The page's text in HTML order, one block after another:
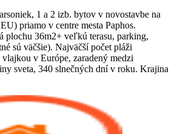
1 a 2 izb. bytov v novostavbe na
priamo v centre mesta Paphos.
plochu 36m2+ veľkú terasu, parking,
sú väčšie). Najväčší počet pláži
v Európe, zaradený medzi
sveta, 340 slnečných dní v roku. Krajina